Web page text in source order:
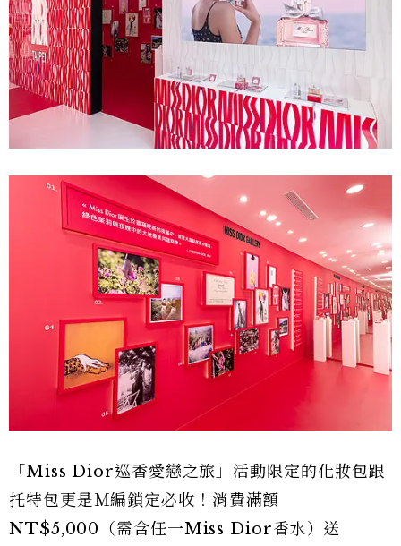
「Miss Dior巡香愛戀之旅」活動限定的化妝包跟
托特包更是Ｍ編鎖定必收！消費滿額
NT$5,000（需含任一Miss Dior香水）送